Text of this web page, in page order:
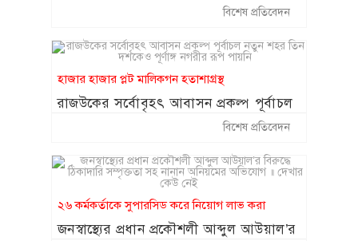
প্রকল্পের পিডি মুজিবরের নেতৃত্বে চলছে হরিলুট
বিশেষ প্রতিবেদন
হাজার হাজার প্লট মালিকগন হতাশাগ্রস্থ
রাজউকের সর্বোবৃহৎ আবাসন প্রকল্প পূর্বাচল
নতুন শহর তিন দশকেও পূর্ণাঙ্গ নগরীর রূপ
বিশেষ প্রতিবেদন
২৬ কর্মকর্তাকে সুপারসিড করে নিয়োগ লাভ করা
জনস্বাস্থ্যের প্রধান প্রকৌশলী আব্দুল আউয়াল’র